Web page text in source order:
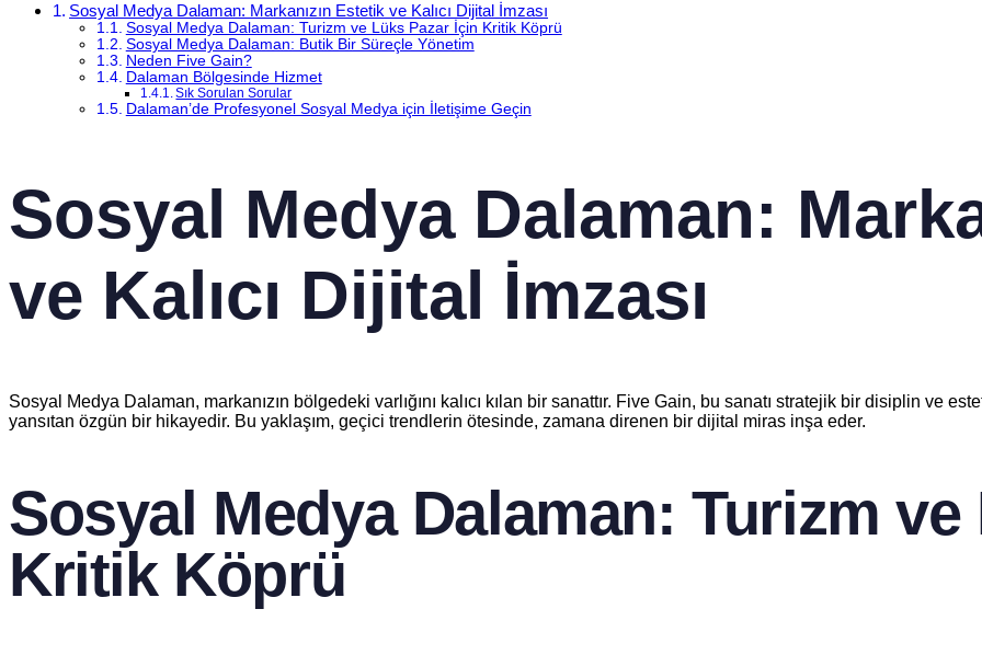
Sosyal Medya Dalaman: Markanızın Estetik ve Kalıcı Dijital İmzası
Sosyal Medya Dalaman: Turizm ve Lüks Pazar İçin Kritik Köprü
Sosyal Medya Dalaman: Butik Bir Süreçle Yönetim
Neden Five Gain?
Dalaman Bölgesinde Hizmet
Sık Sorulan Sorular
Dalaman’de Profesyonel Sosyal Medya için İletişime Geçin
Sosyal Medya Dalaman:
ve Kalıcı Dijital İmzası
Sosyal Medya Dalaman, markanızın bölgedeki varlığını kalıcı kılan bir sanattır. Five Gain, bu sanatı stratejik bir disiplin ve
yansıtan özgün bir hikayedir. Bu yaklaşım, geçici trendlerin ötesinde, zamana direnen bir dijital miras inşa eder.
Sosyal Medya Dalaman: Turizm
Kritik Köprü